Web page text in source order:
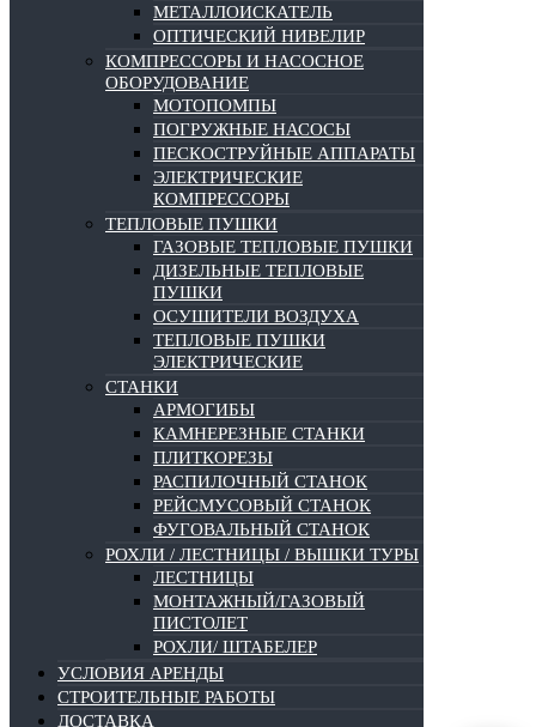
МЕТАЛЛОИСКАТЕЛЬ
ОПТИЧЕСКИЙ НИВЕЛИР
КОМПРЕССОРЫ И НАСОСНОЕ
ОБОРУДОВАНИЕ
МОТОПОМПЫ
ПОГРУЖНЫЕ НАСОСЫ
ПЕСКОСТРУЙНЫЕ АППАРАТЫ
ЭЛЕКТРИЧЕСКИЕ
КОМПРЕССОРЫ
ТЕПЛОВЫЕ ПУШКИ
ГАЗОВЫЕ ТЕПЛОВЫЕ ПУШКИ
ДИЗЕЛЬНЫЕ ТЕПЛОВЫЕ
ПУШКИ
ОСУШИТЕЛИ ВОЗДУХА
ТЕПЛОВЫЕ ПУШКИ
ЭЛЕКТРИЧЕСКИЕ
СТАНКИ
АРМОГИБЫ
КАМНЕРЕЗНЫЕ СТАНКИ
ПЛИТКОРЕЗЫ
РАСПИЛОЧНЫЙ СТАНОК
РЕЙСМУСОВЫЙ СТАНОК
ФУГОВАЛЬНЫЙ СТАНОК
РОХЛИ / ЛЕСТНИЦЫ / ВЫШКИ ТУРЫ
ЛЕСТНИЦЫ
МОНТАЖНЫЙ/ГАЗОВЫЙ
ПИСТОЛЕТ
РОХЛИ/ ШТАБЕЛЕР
УСЛОВИЯ АРЕНДЫ
СТРОИТЕЛЬНЫЕ РАБОТЫ
ДОСТАВКА